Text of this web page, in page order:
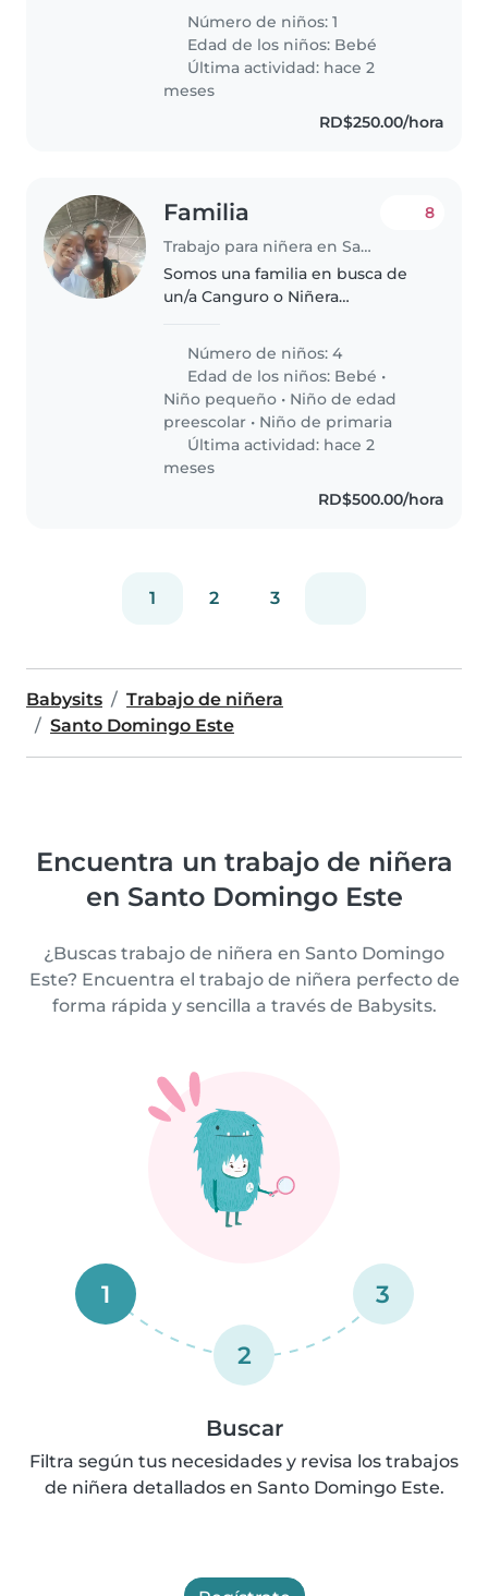
seguir estudiando en la
universidad, crecer en un
ambiente de paz y estar rodeada
de mucho amor..
Número de niños: 1
Edad de los niños: Bebé
Última actividad: hace 2
meses
RD$250.00/hora
Familia
Trabajo para niñera en Santo Domingo Este
8
Somos una familia en busca de
un/a Canguro o Niñera
nuestros cuatro hijos, desde
bebés hasta niños en edad
escolar. Nuestros hijos son muy
energéticos,..
Número de niños: 4
Edad de los niños: Bebé •
Niño pequeño • Niño de edad
preescolar • Niño de primaria
Última actividad: hace 2
meses
RD$500.00/hora
1 2 3
Babysits
Trabajo de niñera
Santo Domingo Este
Encuentra un trabajo de niñera
en Santo Domingo Este
¿Buscas trabajo de niñera en Santo Domingo
Este? Encuentra el trabajo de niñera perfecto de
forma rápida y sencilla a través de Babysits.
1
2
3
Buscar
Filtra según tus necesidades y revisa los trabajos
de niñera detallados en Santo Domingo Este.